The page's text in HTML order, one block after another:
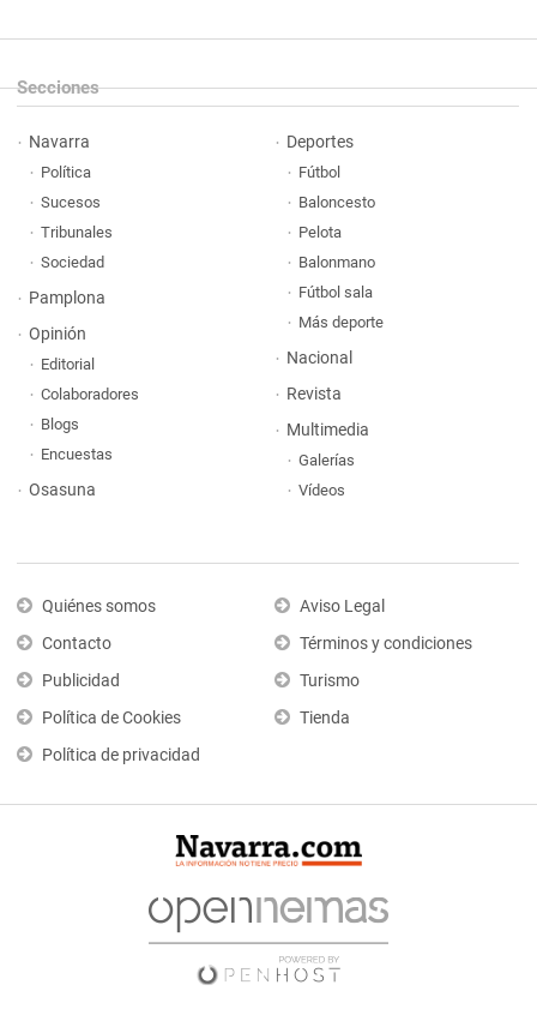
Secciones
Navarra
Política
Sucesos
Tribunales
Sociedad
Pamplona
Opinión
Editorial
Colaboradores
Blogs
Encuestas
Osasuna
Deportes
Fútbol
Baloncesto
Pelota
Balonmano
Fútbol sala
Más deporte
Nacional
Revista
Multimedia
Galerías
Vídeos
Quiénes somos
Contacto
Publicidad
Política de Cookies
Política de privacidad
Aviso Legal
Términos y condiciones
Turismo
Tienda